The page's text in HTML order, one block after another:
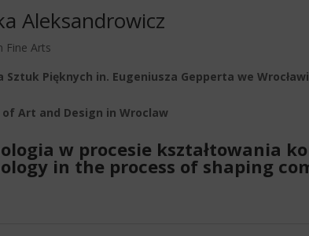
Aleksandrowicz
Fine Arts
Sztuk Pięknych in. Eugeniusza Gepperta we
of Art and Design in Wroclaw
w procesie kształtowania
in the process of shaping